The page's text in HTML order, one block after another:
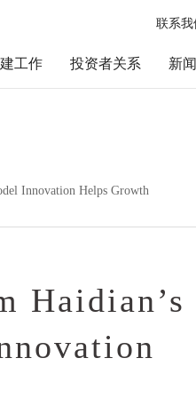
联系我
工作 投资者关系 新
Innovation Helps Growth
Haidian’s